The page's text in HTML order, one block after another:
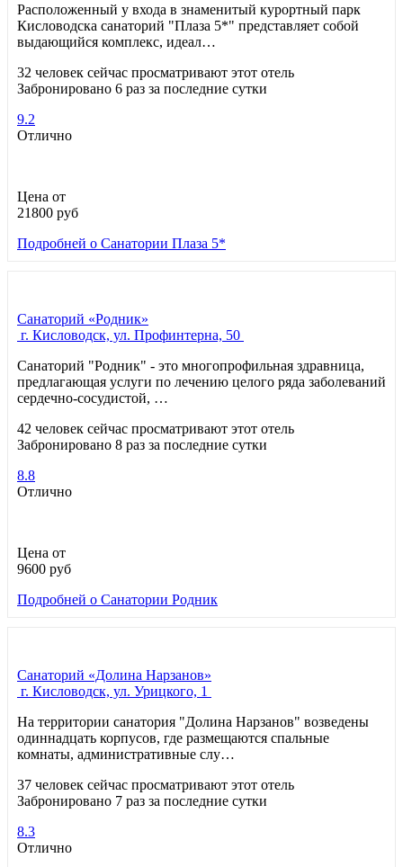
Расположенный у входа в знаменитый курортный парк
Кисловодска санаторий "Плаза 5*" представляет собой
выдающийся комплекс, идеал…
32 человек сейчас просматривают этот отель
Забронировано 6 раз за последние сутки
9.2
Отлично
Цена от
21800 руб
Подробней о Санатории Плаза 5*
Санаторий «Родник»
г. Кисловодск, ул. Профинтерна, 50
Санаторий "Родник" - это многопрофильная здравница,
предлагающая услуги по лечению целого ряда заболеваний
сердечно-сосудистой, …
42 человек сейчас просматривают этот отель
Забронировано 8 раз за последние сутки
8.8
Отлично
Цена от
9600 руб
Подробней о Санатории Родник
Санаторий «Долина Нарзанов»
г. Кисловодск, ул. Урицкого, 1
На территории санатория "Долина Нарзанов" возведены
одиннадцать корпусов, где размещаются спальные
комнаты, административные слу…
37 человек сейчас просматривают этот отель
Забронировано 7 раз за последние сутки
8.3
Отлично